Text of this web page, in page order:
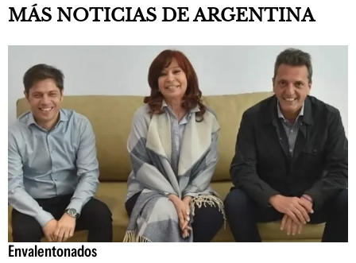
MÁS NOTICIAS DE ARGENTINA
Envalentonados